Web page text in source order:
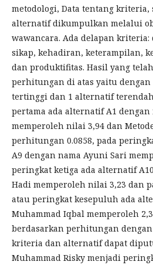
metodologi, Data tentang
alternatif dikumpulkan melalui
wawancara. Ada delapan
sikap, kehadiran, keterampilan,
dan produktifitas. Hasil yang
perhitungan di atas yaitu
tertinggi dan 1 alternatif
pertama ada alternatif A1 dengan
memperoleh nilai 3,94 dan
perhitungan 0.0858, pada
A9 dengan nama Ayuni Sari
peringkat ketiga ada alternatif
Hadi memperoleh nilai 3,23 dan
atau peringkat kesepuluh ada
Muhammad Iqbal memperoleh
berdasarkan perhitungan
kriteria dan alternatif dapat
Muhammad Risky menjadi